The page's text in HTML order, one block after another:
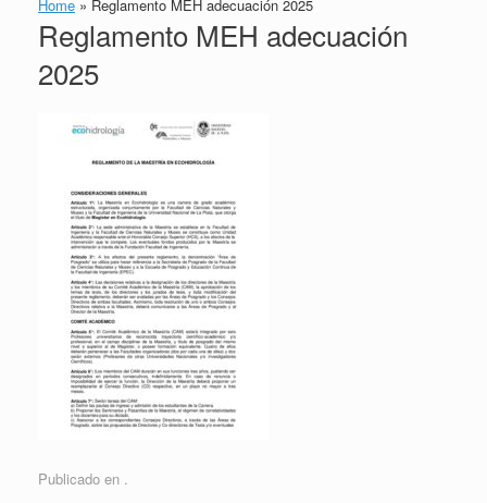
Home » Reglamento MEH adecuación 2025
Reglamento MEH adecuación
2025
Publicado en .